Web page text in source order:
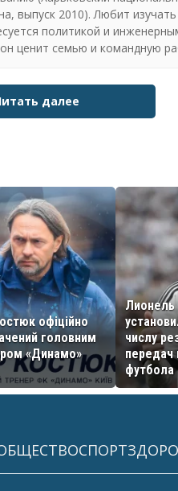
выпуск 2010). Любит
политикой и
ценит семью и командную
далее
офіційно
головним
«Динамо»
числу
передач
футбола
СПОРТ